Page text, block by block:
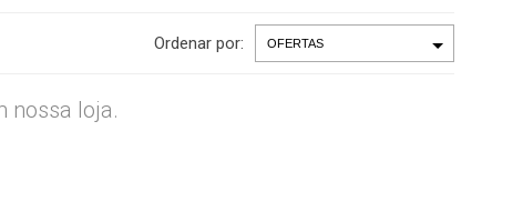
Ordenar por:
nossa loja.